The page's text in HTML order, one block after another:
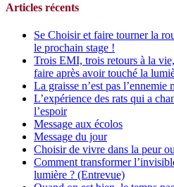
Articles récents
Se Choisir et faire tourner la
le prochain stage !
Trois EMI, trois retours à la
faire après avoir touché la
La graisse n’est pas
L’expérience des rats qui a
l’espoir
Message aux écolos
Message du jour
Choisir de vivre dans la peur
Comment transformer
lumière ? (Entrevue)